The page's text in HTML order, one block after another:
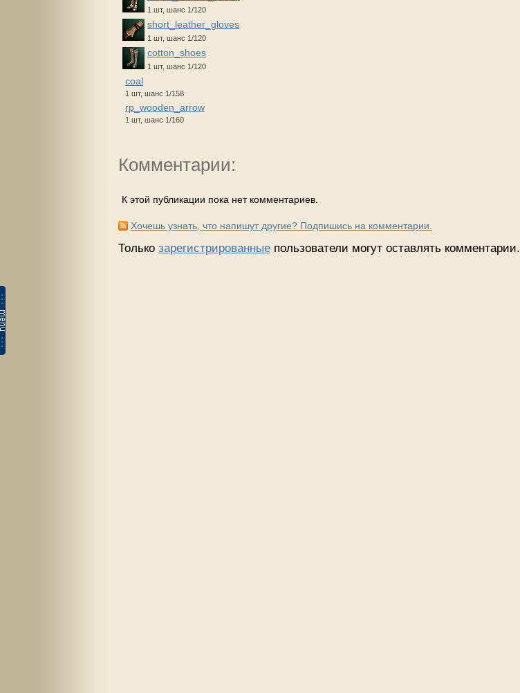
1 шт, шанс 1/120
short_leather_gloves
1 шт, шанс 1/120
cotton_shoes
1 шт, шанс 1/120
coal
1 шт, шанс 1/158
rp_wooden_arrow
1 шт, шанс 1/160
Комментарии:
К этой публикации пока нет комментариев.
Хочешь узнать, что напишут другие? Подпишись на комментарии.
Только зарегистрированные пользователи могут оставлять комментарии.